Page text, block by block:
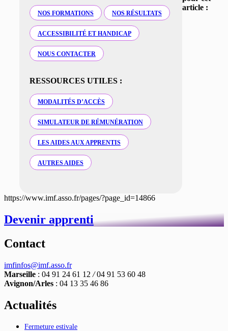
NOS FORMATIONS NOS RÉSULTATS
ACCESSIBILITÉ ET HANDICAP
NOUS CONTACTER
RESSOURCES UTILES :
MODALITÉS D’ACCÈS
SIMULATEUR DE RÉMUNÉRATION
LES AIDES AUX APPRENTIS
AUTRES AIDES
article :
https://www.imf.asso.fr/pages/?page_id=14866
Devenir apprenti
Contact
imfinfos@imf.asso.fr
Marseille : 04 91 24 61 12 /04 91 53 60 48
Avignon/Arles : 04 13 35 46 86
Actualités
Fermeture estivale